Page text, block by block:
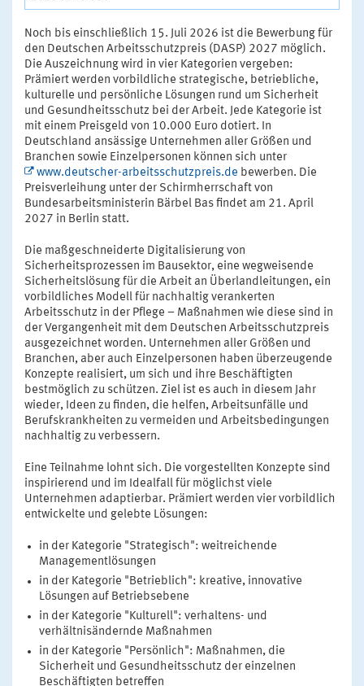
Noch bis einschließlich 15. Juli 2026 ist die Bewerbung für
den Deutschen Arbeitsschutzpreis (DASP) 2027 möglich.
Die Auszeichnung wird in vier Kategorien vergeben:
Prämiert werden vorbildliche strategische, betriebliche,
kulturelle und persönliche Lösungen rund um Sicherheit
und Gesundheitsschutz bei der Arbeit. Jede Kategorie ist
mit einem Preisgeld von 10.000 Euro dotiert. In
Deutschland ansässige Unternehmen aller Größen und
Branchen sowie Einzelpersonen können sich unter
www.deutscher-arbeitsschutzpreis.de bewerben. Die
Preisverleihung unter der Schirmherrschaft von
Bundesarbeitsministerin Bärbel Bas findet am 21. April
2027 in Berlin statt.
Die maßgeschneiderte Digitalisierung von
Sicherheitsprozessen im Bausektor, eine wegweisende
Sicherheitslösung für die Arbeit an Überlandleitungen, ein
vorbildliches Modell für nachhaltig verankerten
Arbeitsschutz in der Pflege – Maßnahmen wie diese sind in
der Vergangenheit mit dem Deutschen Arbeitsschutzpreis
ausgezeichnet worden. Unternehmen aller Größen und
Branchen, aber auch Einzelpersonen haben überzeugende
Konzepte realisiert, um sich und ihre Beschäftigten
bestmöglich zu schützen. Ziel ist es auch in diesem Jahr
wieder, Ideen zu finden, die helfen, Arbeitsunfälle und
Berufskrankheiten zu vermeiden und Arbeitsbedingungen
nachhaltig zu verbessern.
Eine Teilnahme lohnt sich. Die vorgestellten Konzepte sind
inspirierend und im Idealfall für möglichst viele
Unternehmen adaptierbar. Prämiert werden vier vorbildlich
entwickelte und gelebte Lösungen:
in der Kategorie "Strategisch": weitreichende
Managementlösungen
in der Kategorie "Betrieblich": kreative, innovative
Lösungen auf Betriebsebene
in der Kategorie "Kulturell": verhaltens- und
verhältnisändernde Maßnahmen
in der Kategorie "Persönlich": Maßnahmen, die
Sicherheit und Gesundheitsschutz der einzelnen
Beschäftigten betreffen